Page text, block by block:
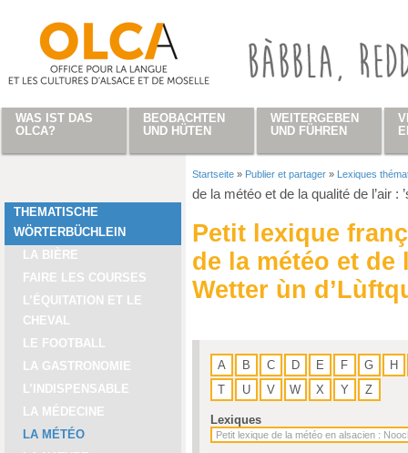
THEMATISCHE
WÖRTERBÜCHLEIN
LA BIÈRE
FAIRE LES COURSES
L’ÉQUITATION ET LE
CHEVAL
LE FOOTBALL
LA GASTRONOMIE
L’INDISPENSABLE
LA MÉDECINE
LA MÉTÉO
Startseite » Publier et partager » Lexiques
de la météo et de la qualité de l’air :
Petit lexique
de la météo et de
Wetter ùn
A B C D E F G
H
T
U V W X Y Z
Lexiques
WAS IST DAS
OLCA?
BEOBACHTEN
UND HÜTEN
WEITERGEBEN
UND FÜHREN